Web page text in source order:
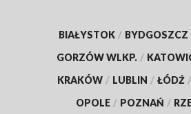
BIAŁYSTOK / BYDGOSZCZ
GORZÓW WLKP. /
KRAKÓW / LUBLIN / ŁÓDŹ /
OPOLE / POZNAŃ /